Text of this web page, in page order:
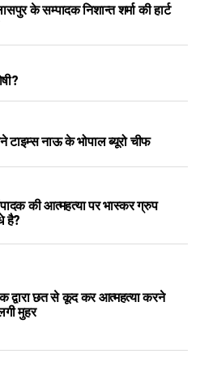
के सम्पादक निशान्त शर्मा की हार्ट
टाइम्स नाऊ के भोपाल ब्यूरो चीफ
की आत्महत्या पर भास्कर ग्रुप
है?
द्वारा छत से कूद कर आत्महत्या करने
मुहर